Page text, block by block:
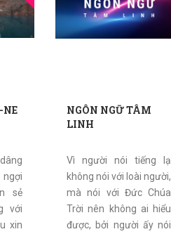
NE
sẻ
với
xin
NGÔN NGỮ TÂM
LINH
Vì người nói tiếng lạ
không nói với loài người,
mà nói với Đức Chúa
Trời nên không ai hiểu
được, bởi người ấy nói